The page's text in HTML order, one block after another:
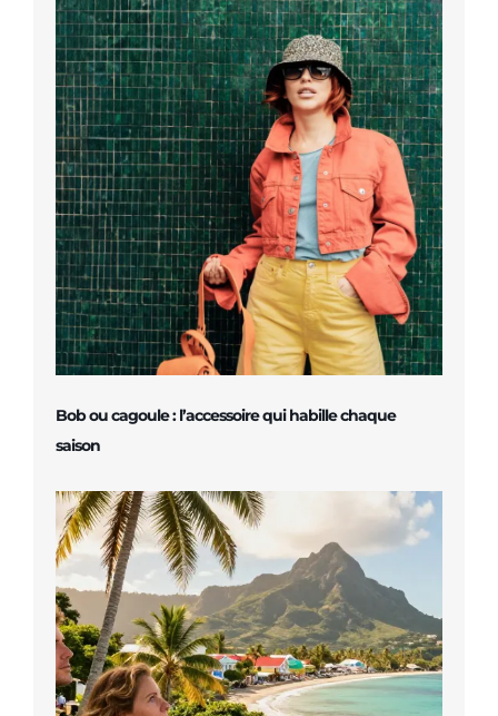
Bob ou cagoule : l’accessoire qui habille chaque
saison